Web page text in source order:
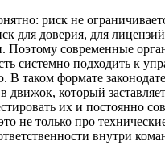
риск не
для доверия, для
Поэтому современные
системно подходить к
В таком формате
движок, который
их и постоянно
не только про
внутри